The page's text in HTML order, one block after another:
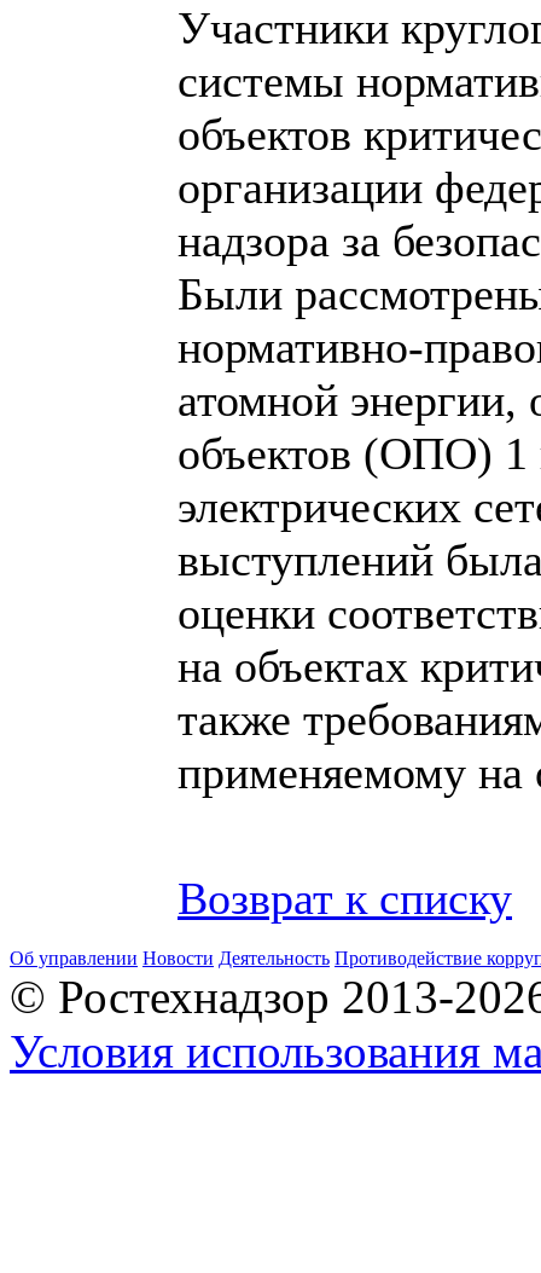
Участники
системы
объектов
организации
надзора за
Были
нормативно-
атомной энергии,
объектов (ОПО) 1
электрических
выступлений
оценки
на объектах
также
применяемому на
Возврат к списку
Об управлении Новости Деятельность Противодействие
© Ростехнадзор 2013-
Условия использования